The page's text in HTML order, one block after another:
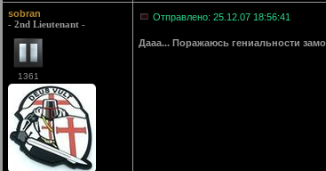
sobran
- 2nd Lieutenant -
1361
Отправлено: 25.12.07 18:56:41
Дааа... Поражаюсь гениальности